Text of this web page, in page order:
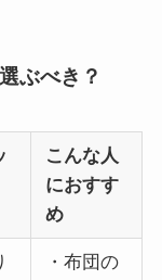
ぶべき？
こんな人
におすす
め
・布団の